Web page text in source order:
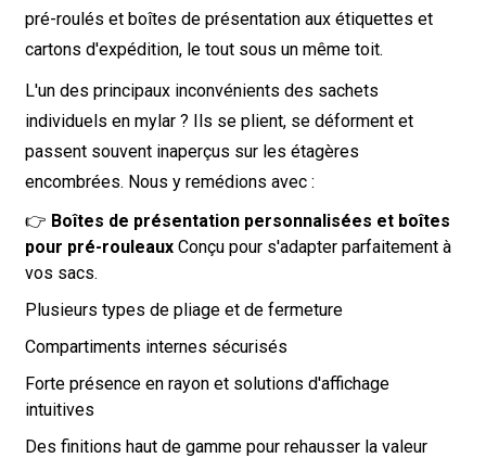
pré-roulés et boîtes de présentation aux étiquettes et
cartons d'expédition, le tout sous un même toit.
L'un des principaux inconvénients des sachets
individuels en mylar ? Ils se plient, se déforment et
passent souvent inaperçus sur les étagères
encombrées. Nous y remédions avec :
👉 Boîtes de présentation personnalisées et boîtes
pour pré-rouleauxConçu pour s'adapter parfaitement à
vos sacs.
Plusieurs types de pliage et de fermeture
Compartiments internes sécurisés
Forte présence en rayon et solutions d'affichage
intuitives
Des finitions haut de gamme pour rehausser la valeur